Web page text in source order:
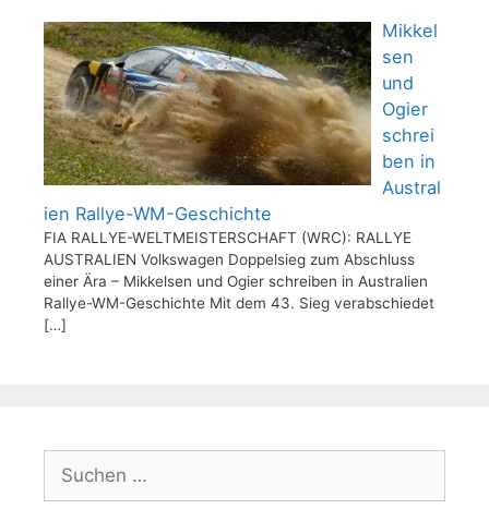
Mikkel
sen
und
Ogier
schrei
ben in
Austral
ien Rallye-WM-Geschichte
FIA RALLYE-WELTMEISTERSCHAFT (WRC): RALLYE
AUSTRALIEN Volkswagen Doppelsieg zum Abschluss
einer Ära – Mikkelsen und Ogier schreiben in Australien
Rallye-WM-Geschichte Mit dem 43. Sieg verabschiedet
[…]
nach: